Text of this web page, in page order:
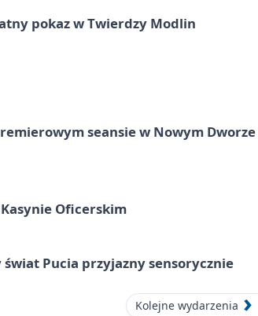
pokaz w Twierdzy Modlin
seansie w Nowym Dworze
Oficerskim
Pucia przyjazny sensorycznie
Kolejne wydarzenia